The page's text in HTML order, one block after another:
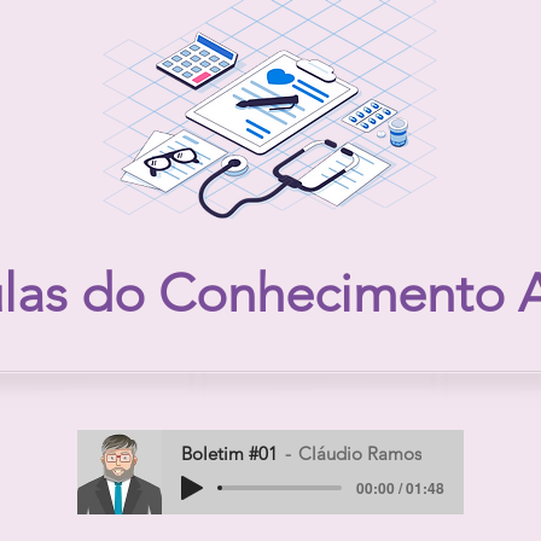
do Conhecimento
Boletim #01 Cláudio Ramos
00:00 / 01:48